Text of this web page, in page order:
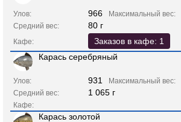
Улов: 966 Максимальный вес:
Средний вес: 80 г
Кафе:
Заказов в кафе: 1
Карась серебряный
Улов: 931 Максимальный вес:
Средний вес: 1 065 г
Кафе:
Карась золотой